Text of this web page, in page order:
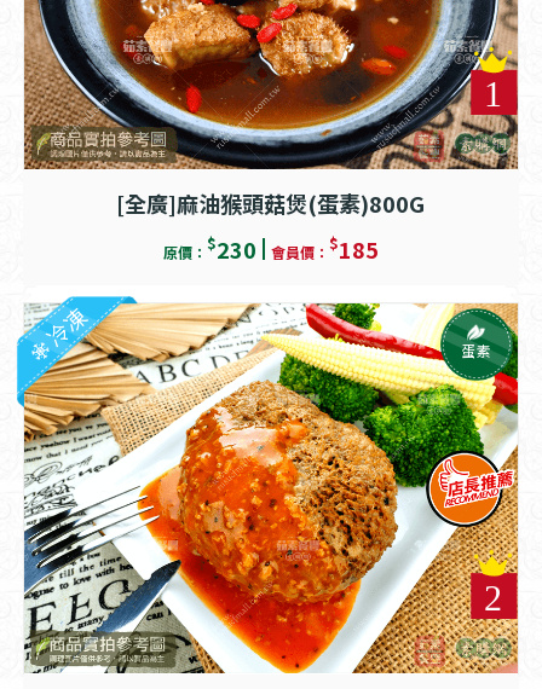
[全廣]麻油猴頭菇煲(蛋素)800G
原價： $230 會員價： $185
冷凍 蛋素